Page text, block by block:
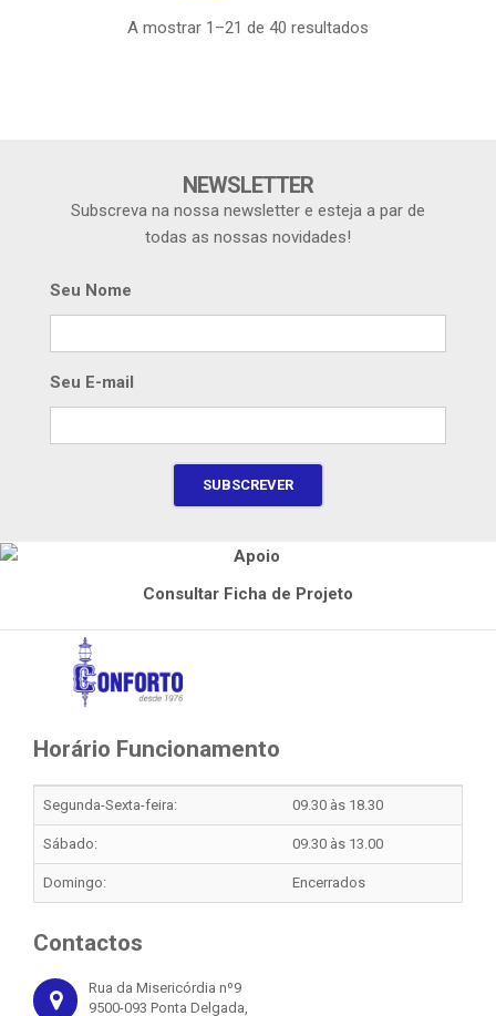
A mostrar 1–21 de 40 resultados
NEWSLETTER
Subscreva na nossa newsletter e esteja a par de
todas as nossas novidades!
Seu Nome
Seu E-mail
Consultar Ficha de Projeto
Horário Funcionamento
Segunda-Sexta-feira: 09.30 às 18.30
Sábado: 09.30 às 13.00
Domingo: Encerrados
Contactos
Rua da Misericórdia nº9
9500-093 Ponta Delgada,